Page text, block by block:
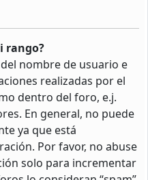
rango?
nombre de usuario e
realizadas por el
dentro del foro, e.j.
En general, no puede
ya que está
Por favor, no abuse
solo para incrementar